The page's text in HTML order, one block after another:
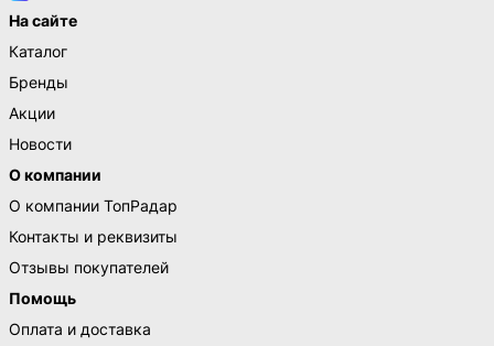
На сайте
Каталог
Бренды
Акции
Новости
О компании
О компании ТопРадар
Контакты и реквизиты
Отзывы покупателей
Помощь
Оплата и доставка